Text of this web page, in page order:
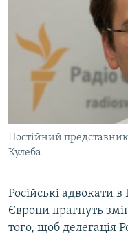
КИТАЙ.ВИКЛИКИ
МУЛЬТИМЕДІА
ФОТО
СПЕЦПРОЄКТИ
ПОДКАСТИ
КРИМ РЕАЛІЇ
УКР
КТАТ
Постійний
Кулеба
Російські адвокати
Європи прагнуть
того, щоб делегація